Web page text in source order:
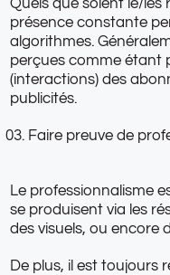
Quels que soient le/les
présence constante
algorithmes.
perçues comme étant
(interactions) des
publicités.
Faire preuve de
Le professionnalisme
se produisent via les
des visuels, ou encore
De plus, il est toujours